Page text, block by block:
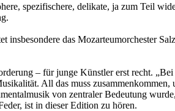
spezifischere, delikate, ja zum Teil
das Mozarteumorchester
– für junge Künstler erst recht.
All das muss zusammenkommen,
von zentraler Bedeutung
ist in dieser Edition zu hören.